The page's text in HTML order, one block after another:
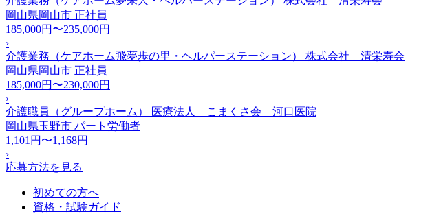
岡山県岡山市 正社員
185,000円〜235,000円
›
介護業務（ケアホーム飛夢歩の里・ヘルパーステーション） 株式会社 清栄寿会
岡山県岡山市 正社員
185,000円〜230,000円
›
介護職員（グループホーム） 医療法人 こまくさ会 河口医院
岡山県玉野市 パート労働者
1,101円〜1,168円
›
応募方法を見る
初めての方へ
資格・試験ガイド